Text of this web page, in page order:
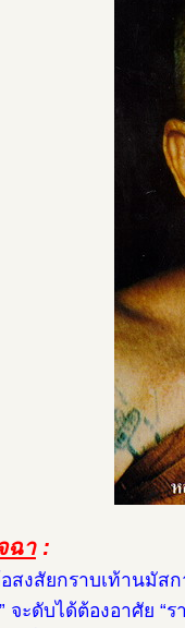
ฉา:
สงสัยกราบเท้านมัสก
จะดับได้ต้องอาศัย “ร